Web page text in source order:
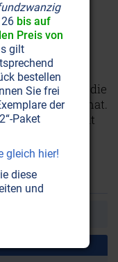
die
ist
dann ist es die
angerichtet hat.
neuen Welt
wonach es
Körper!
bis auf
Preis von
gilt
bestellen
Sie frei
der
Paket
gleich hier!
diese
und